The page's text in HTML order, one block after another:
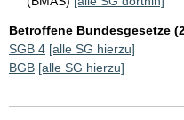
Betroffene Bundesgesetze
SGB 4 [alle SG hierzu]
BGB [alle SG hierzu]